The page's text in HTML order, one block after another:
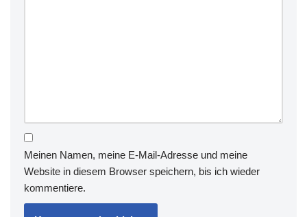
Meinen Namen, meine E-Mail-Adresse und meine
Website in diesem Browser speichern, bis ich wieder
kommentiere.